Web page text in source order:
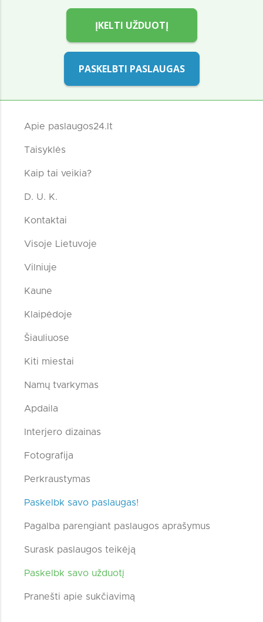
ĮKELTI UŽDUOTĮ
PASKELBTI PASLAUGAS
Apie paslaugos24.lt
Taisyklės
Kaip tai veikia?
D. U. K.
Kontaktai
Visoje Lietuvoje
Vilniuje
Kaune
Klaipėdoje
Šiauliuose
Kiti miestai
Namų tvarkymas
Apdaila
Interjero dizainas
Fotografija
Perkraustymas
Paskelbk savo paslaugas!
Pagalba parengiant paslaugos aprašymus
Surask paslaugos teikėją
Paskelbk savo užduotį
Pranešti apie sukčiavimą